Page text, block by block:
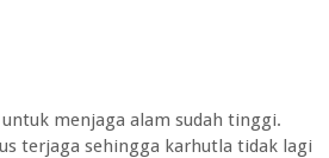
menjaga alam sudah tinggi.
terjaga sehingga karhutla tidak lagi